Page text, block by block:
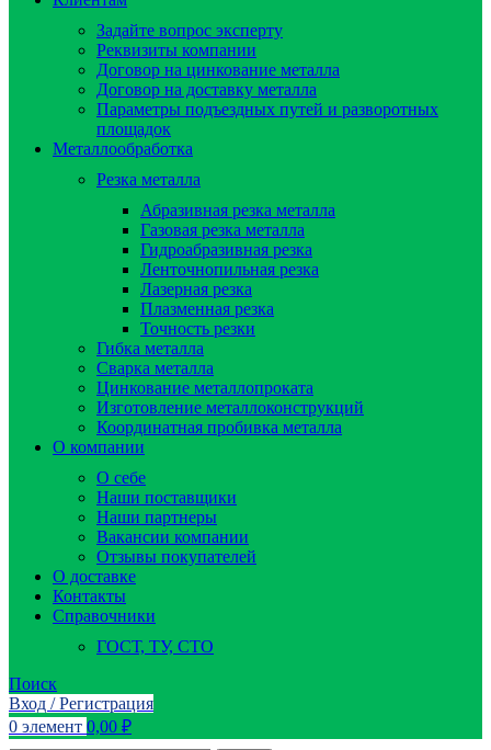
Задайте вопрос эксперту
Реквизиты компании
Договор на цинкование металла
Договор на доставку металла
Параметры подъездных путей и разворотных
площадок
Металлообработка
Резка металла
Абразивная резка металла
Газовая резка металла
Гидроaбразивная резка
Ленточнопильная резка
Лазерная резка
Плазменная резка
Точность резки
Гибка металла
Сварка металла
Цинкование металлопроката
Изготовление металлоконструкций
Координатная пробивка металла
О компании
О себе
Наши поставщики
Наши партнеры
Вакансии компании
Отзывы покупателей
О доставке
Контакты
Справочники
ГОСТ, ТУ, СТО
Поиск
Вход / Регистрация
0 элемент 0,00 ₽